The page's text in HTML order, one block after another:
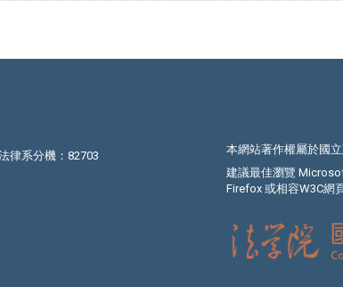
律系分機：82703
本網站著作權屬於國
建議最佳瀏覽
Firefox 或相容W3C網